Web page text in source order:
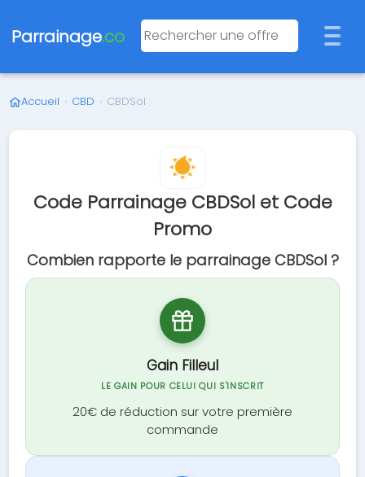
Parrainage.co
Accueil › CBD › CBDSol
Code Parrainage CBDSol et Code
Promo
Combien rapporte le parrainage CBDSol ?
Gain Filleul
LE GAIN POUR CELUI QUI S'INSCRIT
20€ de réduction sur votre première
commande